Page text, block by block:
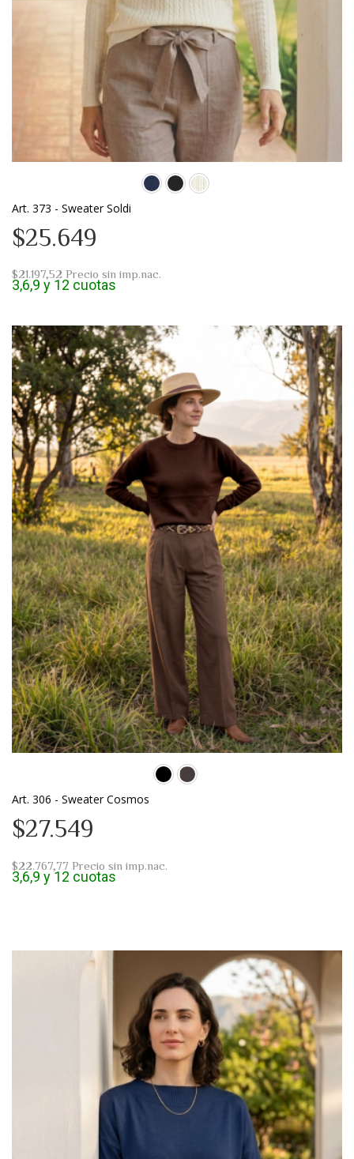
Art. 373 - Sweater Soldi
$25.649
$21.197,52 Precio sin imp.nac.
3,6,9 y 12 cuotas
Art. 306 - Sweater Cosmos
$27.549
$22.767,77 Precio sin imp.nac.
3,6,9 y 12 cuotas